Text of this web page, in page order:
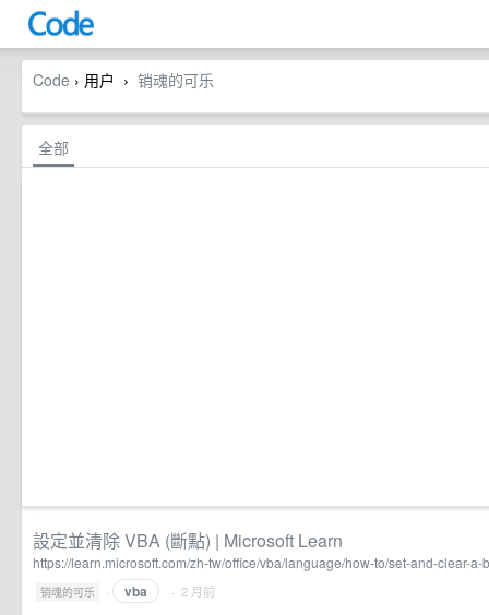
Code › 用户 › 销魂的可乐
全部
設定並清除 VBA (斷點) | Microsoft Learn
https://learn.microsoft.com/zh-tw/office/vba/language/how-to/set-and-clear-a-
销魂的可乐 · vba · 2 月前